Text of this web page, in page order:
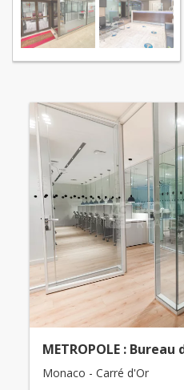
METROPOLE :
Monaco - Carré d'Or